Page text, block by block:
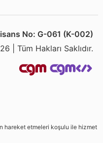
No: G-061 (K-002)
| Tüm Hakları Saklıdır.
hareket etmeleri koşulu ile hizmet